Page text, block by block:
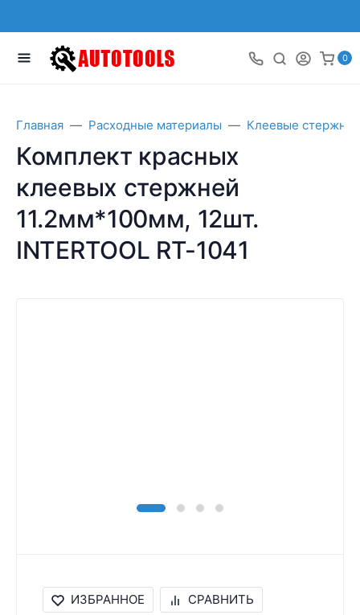
0
Главная Расходные материалы Клеевые стержни
Комплект красных
клеевых стержней
11.2мм*100мм, 12шт.
INTERTOOL RT-1041
ИЗБРАННОЕ СРАВНИТЬ